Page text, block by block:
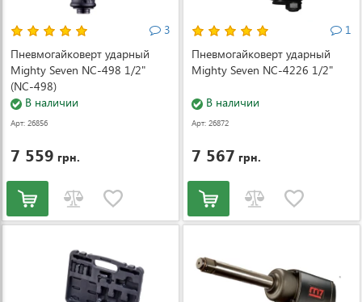
3
Пневмогайковерт ударный
Mighty Seven NC-498 1/2"
(NC-498)
В наличии
Арт: 26856
7 559 грн.
1
Пневмогайковерт ударный
Mighty Seven NC-4226 1/2"
В наличии
Арт: 26872
7 567 грн.